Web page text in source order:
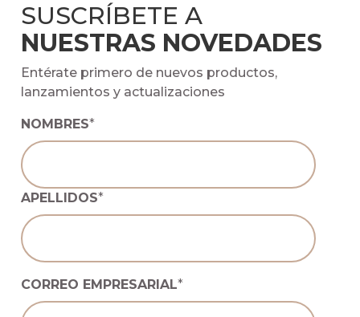
SUSCRÍBETE A
NUESTRAS NOVEDADES
Entérate primero de nuevos productos,
lanzamientos y actualizaciones
NOMBRES*
APELLIDOS*
CORREO EMPRESARIAL*